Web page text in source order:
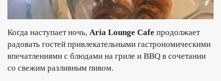
Когда наступает ночь, Aria Lounge Cafe продолжает
радовать гостей привлекательными гастрономическими
впечатлениями с блюдами на гриле и BBQ в сочетании
со свежим разливным пивом.